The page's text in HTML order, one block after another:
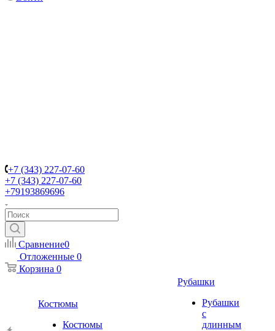
+7 (343) 227-07-60
+7 (343) 227-07-60
+79193869696
Сравнение0
Отложенные 0
Корзина 0
Костюмы
Костюмы
Рубашки
Рубашки
с
длинным